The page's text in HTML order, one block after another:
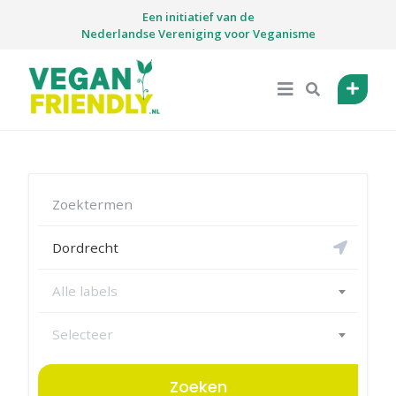
Een initiatief van de
Nederlandse Vereniging voor Veganisme
Alle labels
Selecteer
Zoeken